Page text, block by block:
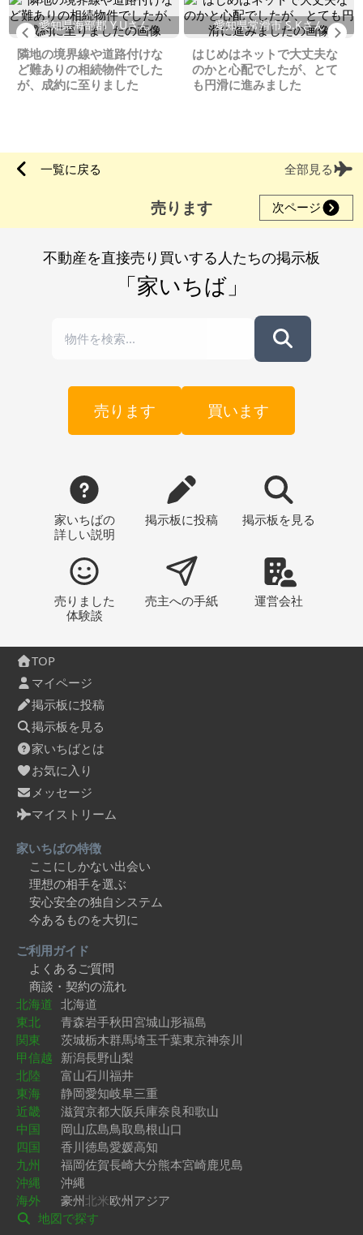
Previous
愛知県海部郡 Y.Uさん
隣地の境界線や道路付けな
ど難ありの相続物件でした
が、成約に至りました
愛知県常滑市 S.Kさん
はじめはネットで大丈夫な
のかと心配でしたが、とて
も円滑に進みました
一覧に戻る 全部見る
売ります 次ページ
不動産を直接売り買いする人たちの掲示板
「家いちば」
売ります 買います
家いちばの
詳しい説明
掲示板に投稿 掲示板 を見る
売りました
体験談
売主への手紙 運営会社
TOP
マイページ
掲示板に投稿
掲示板を見る
家いちばとは
お気に入り
メッセージ
マイストリーム
家いちばの特徴
ここにしかない出会い
理想の相手を選ぶ
安心安全の独自システム
今あるものを大切に
ご利用ガイド
よくあるご質問
商談・契約の流れ
北海道 北海道
東北
青森岩手秋田宮城山形福島
関東
茨城栃木群馬埼玉千葉東京神奈川
甲信越 新潟長野山梨
北陸
富山石川福井
東海
静岡愛知岐阜三重
近畿
滋賀京都大阪兵庫奈良和歌山
中国
岡山広島鳥取島根山口
四国
香川徳島愛媛高知
九州
福岡佐賀長崎大分熊本宮崎鹿児島
沖縄
沖縄
海外
豪州北米欧州アジア
地図で探す